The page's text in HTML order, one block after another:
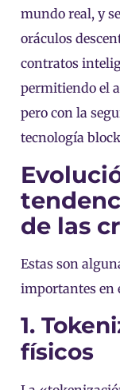
mundo real, y
oráculos
contratos
permitiendo el
pero con la
tecnología
de las
Estas son
importantes en
1.
físicos